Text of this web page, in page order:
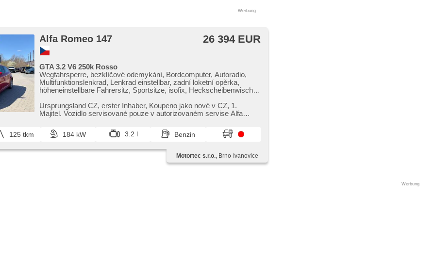
Werbung
Alfa Romeo 147 26 394 EUR
GTA 3.2 V6 250k Rosso
Wegfahrsperre, bezklíčové odemykání, Bordcomputer, Autoradio,
Multifunktionslenkrad, Lenkrad einstellbar, zadní loketní opěrka,
höheneinstellbare Fahrersitz, Sportsitze, isofix, Heckscheibenwischer,
Spiegel, beheizte Spiegel, El. Vorderscheiben, Getönte Scheiben,
Zentralverriegelung, 2-Zonen Klimaanlage,
Funkfernbedienung, Teilbare Rücksitzbank, Tempomat, dojezdové
rezervní kolo, Außenthermometer, Sportfahrgestell, Servolenkung,
(ASR), Antrieb 4x2, Handgetriebe, erfüllt 'EURO IV', ABS
Ursprungsland CZ,​ erster Inhaber,​ Koupeno jako nové v CZ,​ 1.
Majitel. Vozidlo servisované pouze v autorizovaném servise Alfa
125 tkm 184 kW 3.2 l Benzin
Motortec s.r.o., Brno-Ivanovice
Werbung